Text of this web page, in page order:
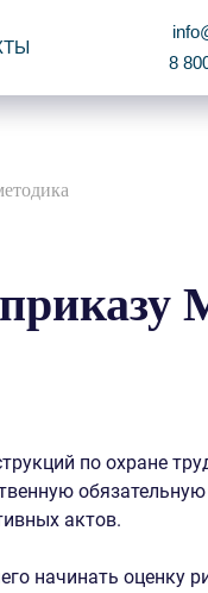
8
по охране
актов.
начинать оценку